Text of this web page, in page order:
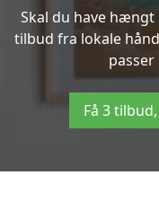
Skal du have hængt
tilbud fra lokale
Få 3